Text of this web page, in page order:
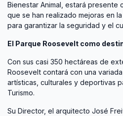
Bienestar Animal, estará presente
que se han realizado mejoras en
para garantizar la seguridad y el
El Parque Roosevelt como
Con sus casi 350 hectáreas de
Roosevelt contará con una
artísticas, culturales y deportivas
Turismo.
Su Director, el arquitecto José